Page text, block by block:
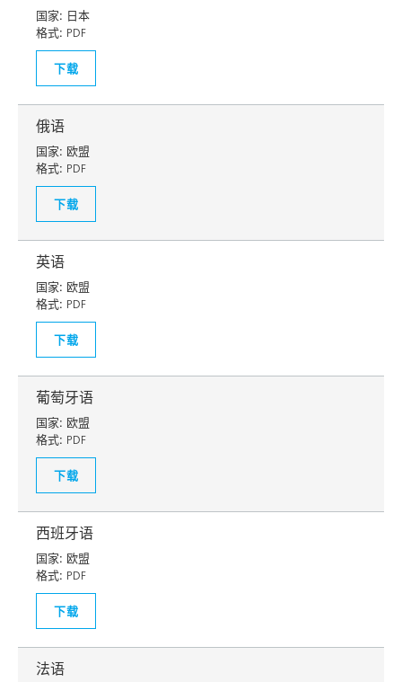
国家: 日本
格式: PDF
下载
俄语
国家: 欧盟
格式: PDF
下载
英语
国家: 欧盟
格式: PDF
下载
葡萄牙语
国家: 欧盟
格式: PDF
下载
西班牙语
国家: 欧盟
格式: PDF
下载
法语